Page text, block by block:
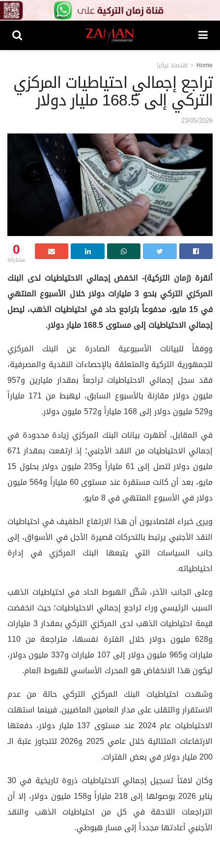
Home اقتصاد تركيا
تراجع إجمالي احتياطيات المركزي
التركي إلى 168.5 مليار دولار
23/05/2026
0
مشاركة
أنقرة (زمان التركية)- انخفض إجمالي الاحتياطيات لدى البنك
المركزي التركي بنحو 3 مليارات دولار خلال الأسبوع المنتهي
في 15 مايو، مدفوعاً بتراجع حاد في احتياطيات الذهب، ليصل
إجمالي الاحتياطيات إلى مستوى 168.5 مليار دولار.
ووفقاً للبيانات الأسبوعية الصادرة عن البنك المركزي
للجمهورية التركية والمتعلقة بالإحصاءات النقدية والمصرفية،
فقد سجل إجمالي الاحتياطيات تراجعاً بمقدار مليارين و957
مليون دولار مقارنة بالأسبوع السابق، ليهبط من 171 ملياراً
و529 مليون دولار إلى 168 ملياراً و572 مليون دولار.
في المقابل، أظهرت بيانات البنك المركزي زيادة محدودة في
إجمالي الاحتياطيات من النقد الأجنبي؛ إذ ارتفعت بمقدار 671
مليون دولار لتصل إلى 61 ملياراً و235 مليون دولار بحلول 15
مايو، بعد أن كانت مستقرة عند مستوى 60 ملياراً و564 مليون
دولار في الأسبوع المنتهي في 8 مايو.
ويرى خبراء اقتصاديون أن هذا الارتفاع الطفيف في احتياطيات
النقد الأجنبي يرتبط بالتحركات قصيرة الأجل في الأسواق، إلى
جانب السياسات التي يتبعها البنك المركزي في إدارة
احتياطياته.
وعلى الجانب الآخر، شكّل الهبوط الحاد في احتياطيات الذهب
السبب الرئيسي وراء تراجع إجمالي الاحتياطيات؛ حيث انخفضت
قيمة احتياطيات الذهب لدى المركزي التركي بمقدار 3 مليارات
و628 مليون دولار خلال الفترة نفسها، متراجعة من 110
مليارات و965 مليون دولار إلى 107 مليارات و337 مليون دولار،
ليكون هذا الانخفاض هو المحرك الأساسي للهبوط العام.
وشهدت احتياطيات البنك المركزي التركي حالة من عدم
الاستقرار والتقلب على مدار العامين الماضيين. فبينما استهلت
الاحتياطيات عام 2024 عند مستوى 137 مليار دولار، دفعتها
الارتفاعات المتتالية خلال عامي 2025 و2026 لتتجاوز عتبة الـ
200 مليار دولار في بعض الفترات.
وكان لافتاً تسجيل إجمالي الاحتياطيات ذروة تاريخية في 30
يناير 2026 بوصولها إلى 218 ملياراً و158 مليون دولار، إلا أن
التراجعات اللاحقة في كل من احتياطيات الذهب والنقد
الأجنبي أعادتها مجدداً إلى مسار هبوطي.